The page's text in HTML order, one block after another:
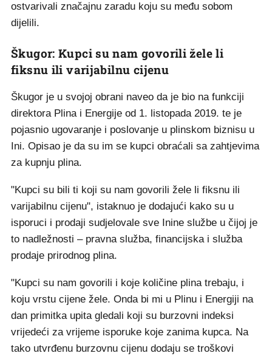
ostvarivali značajnu zaradu koju su među sobom
dijelili.
Škugor: Kupci su nam govorili žele li
fiksnu ili varijabilnu cijenu
Škugor je u svojoj obrani naveo da je bio na funkciji
direktora Plina i Energije od 1. listopada 2019. te je
pojasnio ugovaranje i poslovanje u plinskom biznisu u
Ini. Opisao je da su im se kupci obraćali sa zahtjevima
za kupnju plina.
"Kupci su bili ti koji su nam govorili žele li fiksnu ili
varijabilnu cijenu", istaknuo je dodajući kako su u
isporuci i prodaji sudjelovale sve Inine službe u čijoj je
to nadležnosti – pravna služba, financijska i služba
prodaje prirodnog plina.
"Kupci su nam govorili i koje količine plina trebaju, i
koju vrstu cijene žele. Onda bi mi u Plinu i Energiji na
dan primitka upita gledali koji su burzovni indeksi
vrijedeći za vrijeme isporuke koje zanima kupca. Na
tako utvrđenu burzovnu cijenu dodaju se troškovi